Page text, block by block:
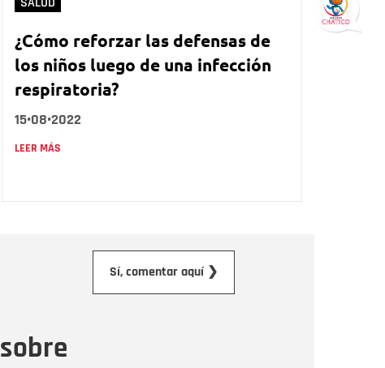
¿Cómo reforzar las defensas de
los niños luego de una infección
respiratoria?
15•08•2022
LEER MÁS
Sí, comentar aquí ❯